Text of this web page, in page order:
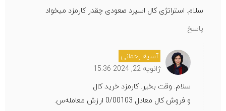
سلام. استراتژی کال اسپرد صعودی چقدر کارمزد میخواد
پاسخ
آسیه رحمانی
ژانویه 22, 2024 15:36
سلام. وقت بخیر. کارمزد خرید کال
و فروش کال معادل 0/00103 ارزش معامله‌س.